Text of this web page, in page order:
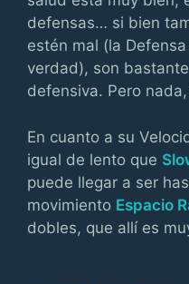
defensas… si bien
estén mal (la
verdad), son
defensiva. Pero
En cuanto a su
igual de lento que
puede llegar a ser
movimiento Espacio
dobles, que allí es